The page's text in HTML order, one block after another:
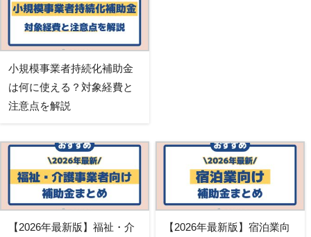
小規模事業者持続化補助金
は何に使える？対象経費と
注意点を解説
【2026年最新版】福祉・介
【2026年最新版】宿泊業向